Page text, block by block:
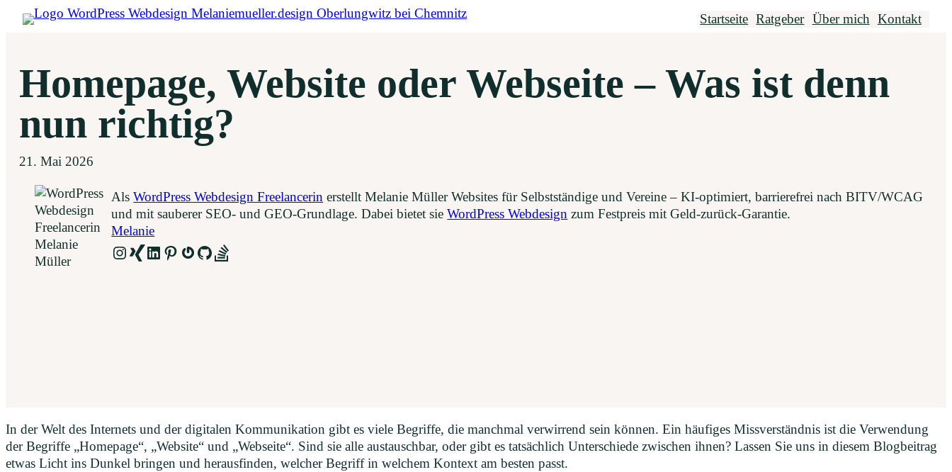
Zum
Startseite Ratgeber Über mich Kontakt
Homepage, Website oder Webseite – Was ist denn
nun richtig?
21. Mai 2026
AlsWordPress Webdesign Freelancerin erstellt Melanie Müller Websites für Selbstständige und Vereine – KI-optimiert, barrierefrei nach BITV/WCAG
und mit sauberer SEO- und GEO-Grundlage. Dabei bietet sieWordPress Webdesign zum Festpreis mit Geld-zurück-Garantie.
Melanie
Instagram
LinkLinkedIn
Pinterest
Gravatar
GitHub
Link
In der Welt des Internets und der digitalen Kommunikation gibt es viele Begriffe, die manchmal verwirrend sein können. Ein häufiges Missverständnis ist die Verwendung
der Begriffe „Homepage“, „Website“ und „Webseite“. Sind sie alle austauschbar, oder gibt es tatsächlich Unterschiede zwischen ihnen? Lassen Sie uns in diesem Blogbeitrag
etwas Licht ins Dunkel bringen und herausfinden, welcher Begriff in welchem Kontext am besten passt.